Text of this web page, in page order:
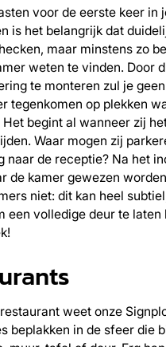
voor de eerste keer in
is het belangrijk dat
maar minstens zo
weten te vinden. Door
te monteren zul je
tegenkomen op plekken
begint al wanneer zij
Waar mogen zij
naar de receptie? Na het
de kamer gewezen
niet: dit kan heel
een volledige deur te laten
weet onze
beplakken in de sfeer die